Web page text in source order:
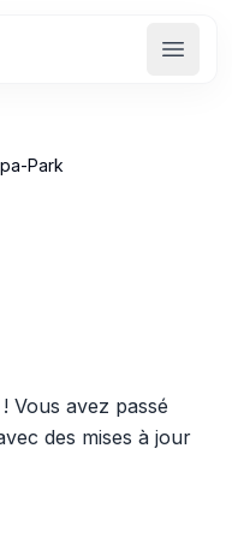
Park
Vous avez passé
des mises à jour